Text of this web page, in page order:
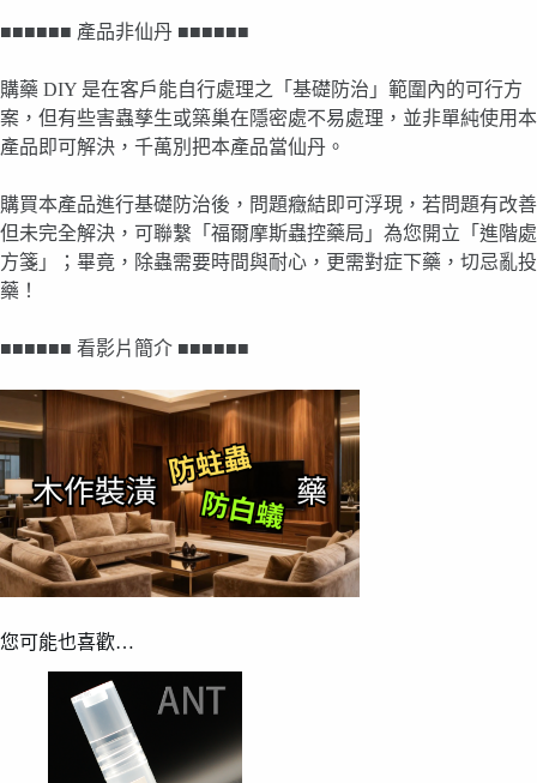
■■■■■■ 產品非仙丹 ■■■■■■
購藥 DIY 是在客戶能自行處理之「基礎防治」範圍內的可行方
案，但有些害蟲孳生或築巢在隱密處不易處理，並非單純使用本
產品即可解決，千萬別把本產品當仙丹。
購買本產品進行基礎防治後，問題癥結即可浮現，若問題有改善
但未完全解決，可聯繫「福爾摩斯蟲控藥局」為您開立「進階處
方箋」；畢竟，除蟲需要時間與耐心，更需對症下藥，切忌亂投
藥！
■■■■■■ 看影片簡介 ■■■■■■
您可能也喜歡…